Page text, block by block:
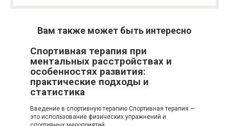
Вам также может быть интересно
Спортивная терапия при
ментальных расстройствах и
особенностях развития:
практические подходы и
статистика
Введение в спортивную терапию Спортивная терапия —
это использование физических упражнений и